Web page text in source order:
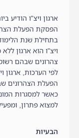
ארגון ויצ"ו הודיע
הפסקת הפעלת
בתחילת שנת
צהרונים שבהם רשומים מעל
לפי הערכות, ארגון
הפעלת הצהרונים
כאשר למסגרות
למצוא פתרון,
הבעיות